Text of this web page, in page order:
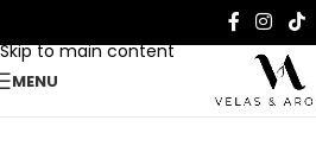
Skip to main content
MENU